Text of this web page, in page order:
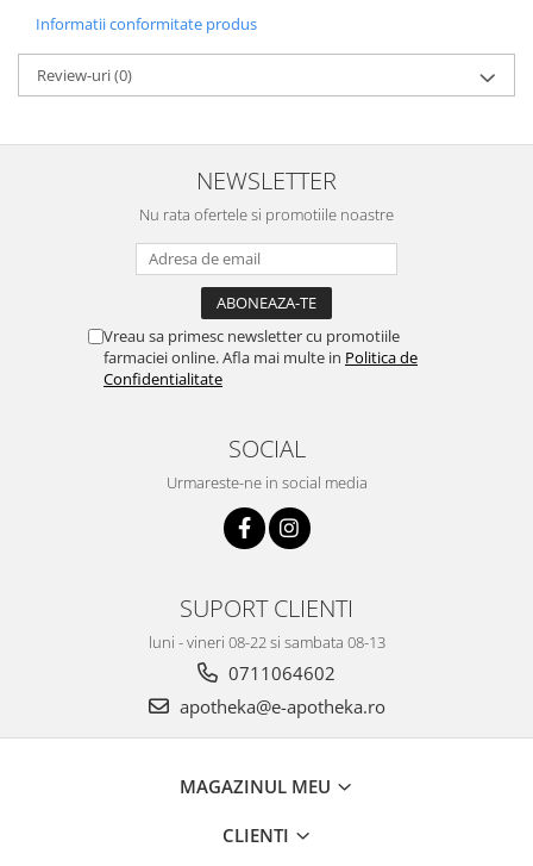
Informatii conformitate produs
Review-uri(0)
NEWSLETTER
Nu rata ofertele si promotiile noastre
Vreau sa primesc newsletter cu promotiile
farmaciei online. Afla mai multe in Politica de
Confidentialitate
SOCIAL
Urmareste-ne in social media
SUPORT CLIENTI
luni - vineri 08-22 si sambata 08-13
0711064602
apotheka@e-apotheka.ro
MAGAZINUL MEU
CLIENTI